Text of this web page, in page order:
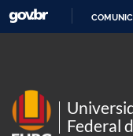
Federal